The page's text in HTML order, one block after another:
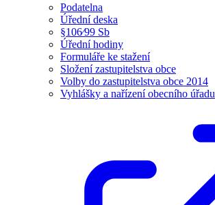
Podatelna
Úřední deska
§106⁄99 Sb
Úřední hodiny
Formuláře ke stažení
Složení zastupitelstva obce
Volby do zastupitelstva obce 2014
Vyhlášky a nařízení obecního úřadu